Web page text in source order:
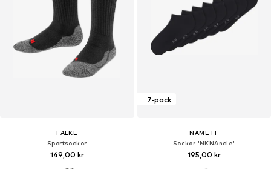
FALKE
Sportsockor
149,00 kr
7-pack
NAME IT
Sockor 'NKNAncle'
195,00 kr